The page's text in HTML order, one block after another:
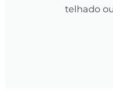
telhado